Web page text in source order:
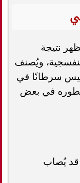
نتيجة
ويُصنف
ليس سرطانًا في
في بعض
يُصاب